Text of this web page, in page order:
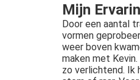
Mijn
Door een aantal
vormen
weer boven
maken met
zo verlichtend. Ik